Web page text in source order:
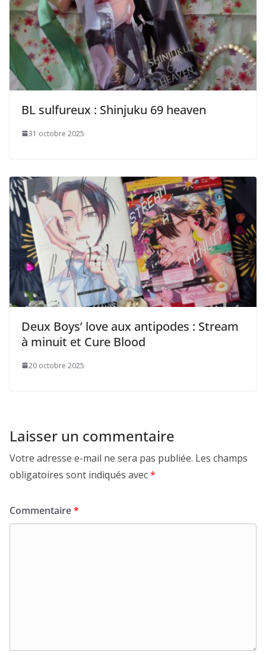
BL sulfureux : Shinjuku 69 heaven
31 octobre 2025
Deux Boys’ love aux antipodes : Stream
à minuit et Cure Blood
20 octobre 2025
Laisser un commentaire
Votre adresse e-mail ne sera pas publiée. Les champs
obligatoires sont indiqués avec*
Commentaire*